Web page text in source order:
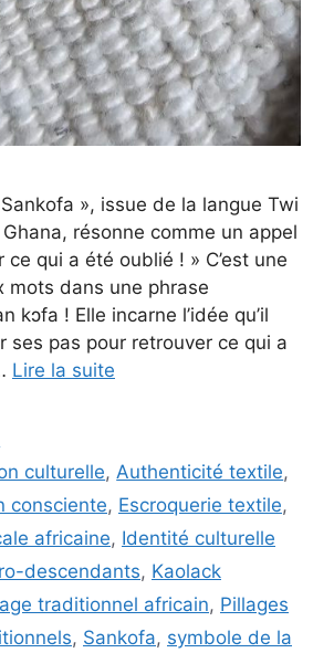
Sankofa », issue de la langue Twi
Ghana, résonne comme un appel
ce qui a été oublié ! » C’est une
mots dans une phrase
kɔfa ! Elle incarne l’idée qu’il
ses pas pour retrouver ce qui a
Lire la suite
culturelle, Authenticité textile,
consciente, Escroquerie textile,
africaine, Identité culturelle
descendants, Kaolack
traditionnel africain, Pillages
, Sankofa, symbole de la